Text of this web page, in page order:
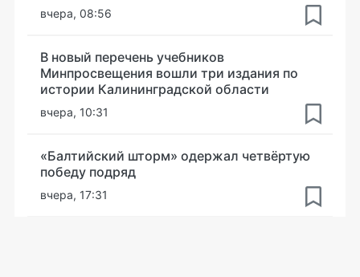
вчера, 08:56
В новый перечень учебников
Минпросвещения вошли три издания по
истории Калининградской области
вчера, 10:31
«Балтийский шторм» одержал четвёртую
победу подряд
вчера, 17:31